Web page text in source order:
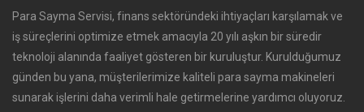
Para Sayma Servisi, finans sektöründeki ihtiyaçları karşılamak ve
iş süreçlerini optimize etmek amacıyla 20 yılı aşkın bir süredir
teknoloji alanında faaliyet gösteren bir kuruluştur. Kurulduğumuz
günden bu yana, müşterilerimize kaliteli para sayma makineleri
sunarak işlerini daha verimli hale getirmelerine yardımcı oluyoruz.